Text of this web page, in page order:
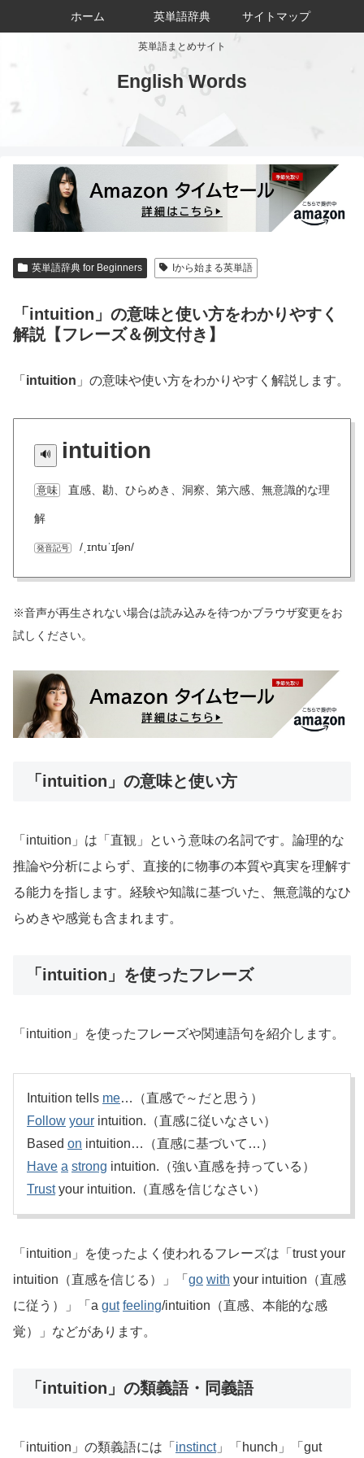
英単語まとめサイト
English Words
ホーム 英単語辞典 サイトマップ
英単語辞典 for Beginners Iから始まる英単語
「intuition」の意味と使い方をわかりやすく
解説【フレーズ＆例文付き】
「 intuition 」の意味や使い方をわかりやすく解説します。
intuition
意味 直感、勘、ひらめき、洞察、第六感、無意識的な理
解
発音記号 /ˌɪntuˈɪʃən/
※音声が再生されない場合は読み込みを待つかブラウザ変更をお
試しください。
「intuition」の意味と使い方
「intuition」は「直観」という意味の名詞です。論理的な
推論や分析によらず、直接的に物事の本質や真実を理解す
る能力を指します。経験や知識に基づいた、無意識的なひ
らめきや感覚も含まれます。
「intuition」を使ったフレーズ
「intuition」を使ったフレーズや関連語句を紹介します。
Intuition tells me…（直感で～だと思う）
Follow your intuition.（直感に従いなさい）
Based on intuition…（直感に基づいて…）
Have a strong intuition.（強い直感を持っている）
Trustyour intuition.（直感を信じなさい）
「intuition」を使ったよく使われるフレーズは「trust your
intuition（直感を信じる）」「 go with your intuition（直感
に従う）」「a gut feeling/intuition（直感、本能的な感
覚）」などがあります。
「intuition」の類義語・同義語
「intuition」の類義語には「 instinct」「hunch」「gut